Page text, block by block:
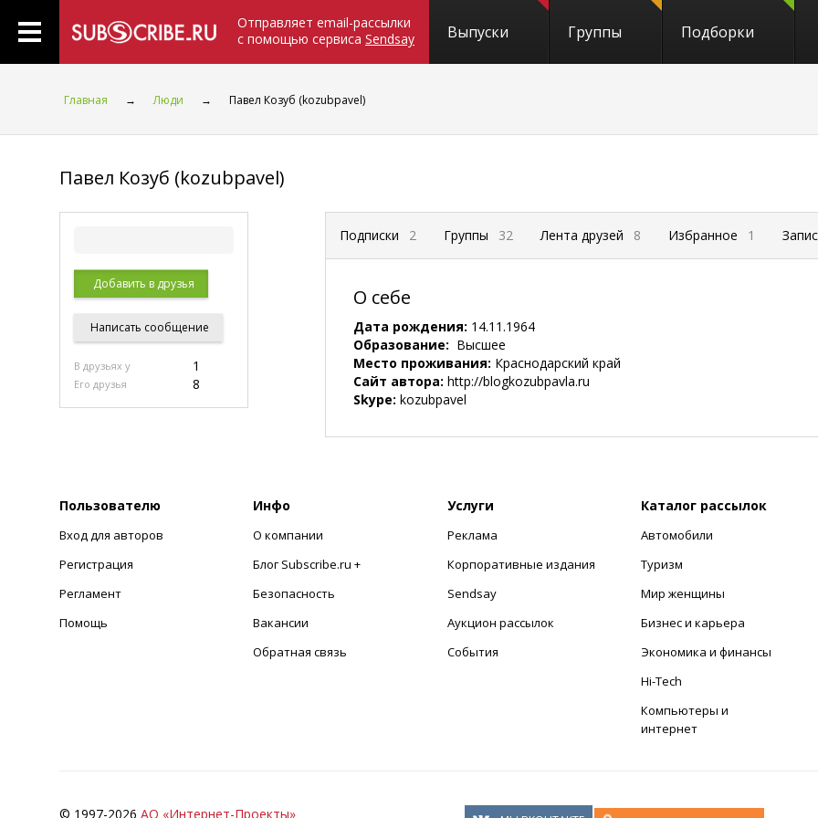
Отправляет email-рассылки
с помощью сервиса Sendsay Выпуски Группы Подборки
Главная → Люди → Павел Козуб (kozubpavel)
Павел Козуб (kozubpavel)
Добавить в друзья
Написать сообщение
В друзьях у 1
Его друзья 8
Подписки 2 Группы 32 Лента друзей 8 Избранное 1
О себе
Дата рождения: 14.11.1964
Образование: Высшее
Место проживания: Краснодарский край
Сайт автора: http://blogkozubpavla.ru
Skype: kozubpavel
Пользователю
Вход для авторов
Регистрация
Регламент
Помощь
Инфо
О компании
Блог Subscribe.ru +
Безопасность
Вакансии
Обратная связь
Услуги
Реклама
Корпоративные издания
Sendsay
Аукцион рассылок
События
Каталог рассылок
Автомобили
Туризм
Мир женщины
Бизнес и карьера
Экономика и финансы
Hi-Tech
Компьютеры и
интернет
© 1997-2026 АО «Интернет-Проекты»